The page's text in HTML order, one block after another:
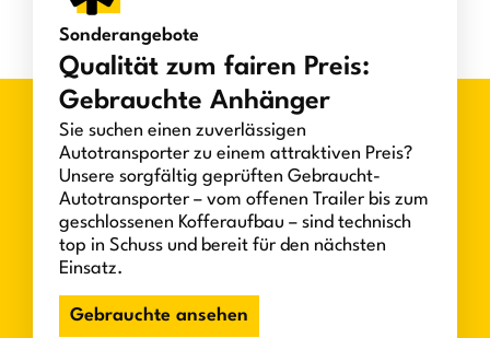
Sonderangebote
Qualität zum fairen Preis:
Gebrauchte Anhänger
Sie suchen einen zuverlässigen
Autotransporter zu einem attraktiven Preis?
Unsere sorgfältig geprüften Gebraucht-
Autotransporter – vom offenen Trailer bis zum
geschlossenen Kofferaufbau – sind technisch
top in Schuss und bereit für den nächsten
Einsatz.
Gebrauchte ansehen